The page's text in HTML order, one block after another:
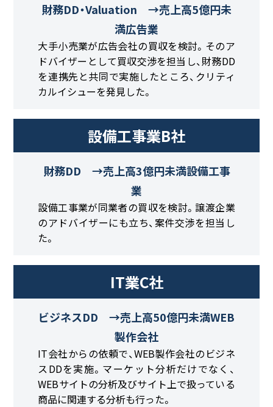
財務DD・Valuation →売上高5億円未
満広告業
大手小売業が広告会社の買収を検討。そのア
ドバイザーとして買収交渉を担当し、財務DD
を連携先と共同で実施したところ、クリティ
カルイシューを発見した。
設備工事業B社
財務DD →売上高3億円未満設備工事
業
設備工事業が同業者の買収を検討。譲渡企業
のアドバイザーにも立ち、案件交渉を担当し
た。
IT業C社
ビジネスDD →売上高50億円未満WEB
製作会社
IT会社からの依頼で、WEB製作会社のビジネ
スDDを実施。マーケット分析だけでなく、
WEBサイトの分析及びサイト上で扱っている
商品に関連する分析も行った。